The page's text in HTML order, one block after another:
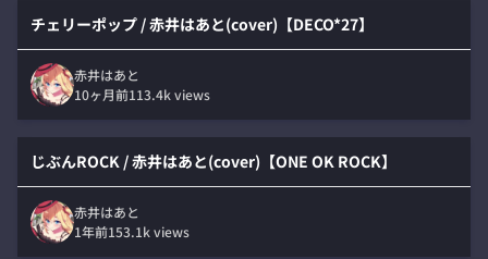
チェリーポップ / 赤井はあと(cover)【DECO*27】
赤井はあと
10ヶ月前113.4kviews
じぶんROCK / 赤井はあと(cover)【ONE OK ROCK】
赤井はあと
1年前153.1kviews